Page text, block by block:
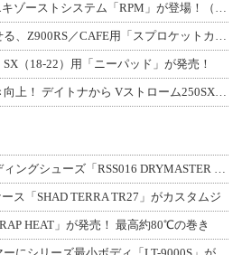
RPM から ホンダ GROM用エキゾーストシステム「RPM」が登場！（動画あり
カスタムスプロケットを見せる、Z900RS／CAFE用「スプロケットカバーフルキ
（18-22）用「ニーパッド」が発売！
ゲル素材入りで快適＆足つき向上！ デイトナから Vストローム250SX用「快適ロ
アールエスタイチの新ライディングシューズ「RSS016 DRYMASTER スト
ス「SHAD TERRA TR27」がカスタムジ
HEAT」が発売！ 最高約80℃の巻き